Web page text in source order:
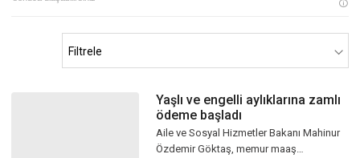
Yaşlı ve engelli aylıklarına zamlı
ödeme başladı
Aile ve Sosyal Hizmetler Bakanı Mahinur
Özdemir Göktaş, memur maaş